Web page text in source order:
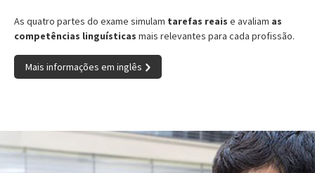
As quatro partes do exame simulam tarefas reais e avaliam as
competências linguísticas mais relevantes para cada profissão.
Mais informações em inglês